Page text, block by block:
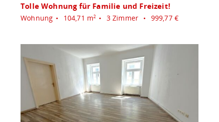
Tolle Wohnung für Familie und Freizeit!
Wohnung 104,71 m2 3 Zimmer 999,77 €